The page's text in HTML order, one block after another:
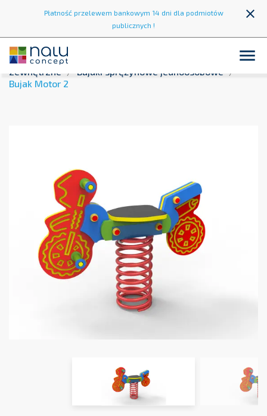
Płatność przelewem bankowym 14 dni dla podmiotów
publicznych !
close

Strona główna
zewnętrzne
Bujaki sprężynowe jednoosobowe
Bujak Motor 2